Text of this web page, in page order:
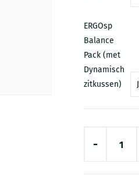
ERGOsp
Balance
Pack (met
Dynamisch
zitkussen)
-